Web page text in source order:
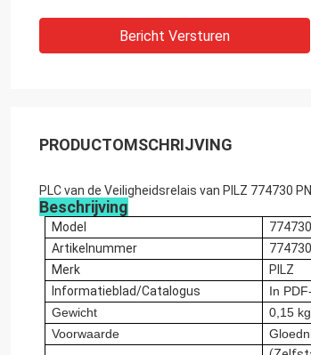
Bericht Versturen
PRODUCTOMSCHRIJVING
PLC van de Veiligheidsrelais van PILZ 774730
Beschrijving
Model
774730
Artikelnummer
774730
Merk
PILZ
Informatieblad/Catalogus
In
Gewicht
0,15 kg
Voorwaarde